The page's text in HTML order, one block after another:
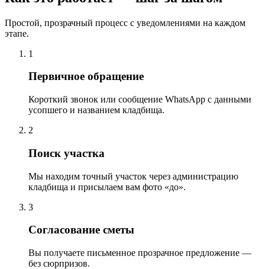
Простой, прозрачный процесс с уведомлениями на каждом
этапе.
1
Первичное обращение
Короткий звонок или сообщение WhatsApp с данными
усопшего и названием кладбища.
2
Поиск участка
Мы находим точный участок через администрацию
кладбища и присылаем вам фото «до».
3
Согласование сметы
Вы получаете письменное прозрачное предложение —
без сюрпризов.